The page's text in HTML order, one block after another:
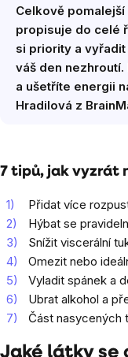
Celkově
propisuje do celé
si priority a
váš den
a ušetříte energii
Hradilová z
7 tipů, jak vyzrát
Přidat více
Hýbat se
Snížit viscerální
Omezit nebo
Vyladit spánek a
Ubrat alkohol a
Část nasycených
Jaké látky se